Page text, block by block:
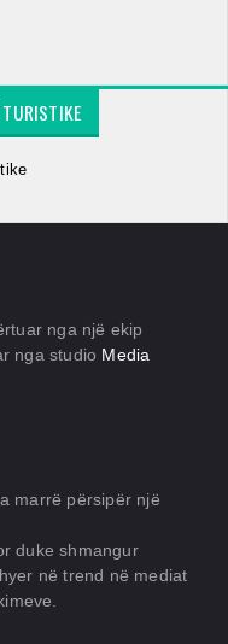
nga një ekip
nga studio Media
marrë përsipër një
duke shmangur
në trend në mediat